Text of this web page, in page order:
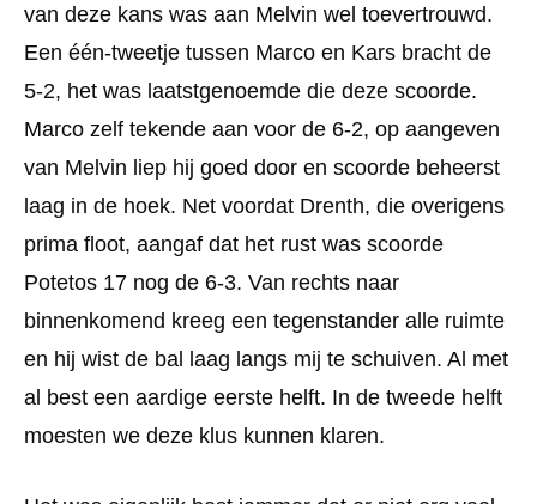
van deze kans was aan Melvin wel toevertrouwd.
Een één-tweetje tussen Marco en Kars bracht de
5-2, het was laatstgenoemde die deze scoorde.
Marco zelf tekende aan voor de 6-2, op aangeven
van Melvin liep hij goed door en scoorde beheerst
laag in de hoek. Net voordat Drenth, die overigens
prima floot, aangaf dat het rust was scoorde
Potetos 17 nog de 6-3. Van rechts naar
binnenkomend kreeg een tegenstander alle ruimte
en hij wist de bal laag langs mij te schuiven. Al met
al best een aardige eerste helft. In de tweede helft
moesten we deze klus kunnen klaren.